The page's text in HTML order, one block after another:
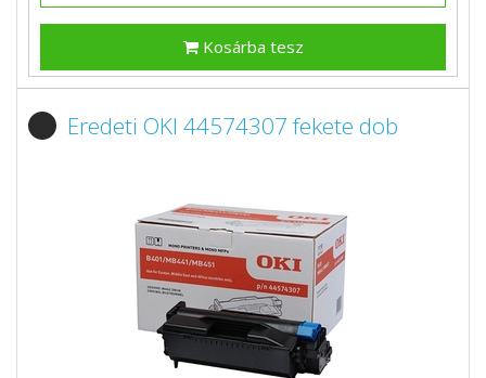
Kosárba tesz
Eredeti OKI 44574307 fekete dob